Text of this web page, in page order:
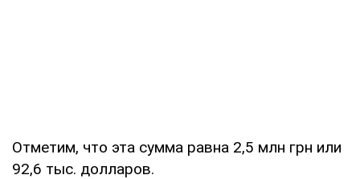
Отметим, что эта сумма равна 2,5 млн грн или
92,6 тыс. долларов.